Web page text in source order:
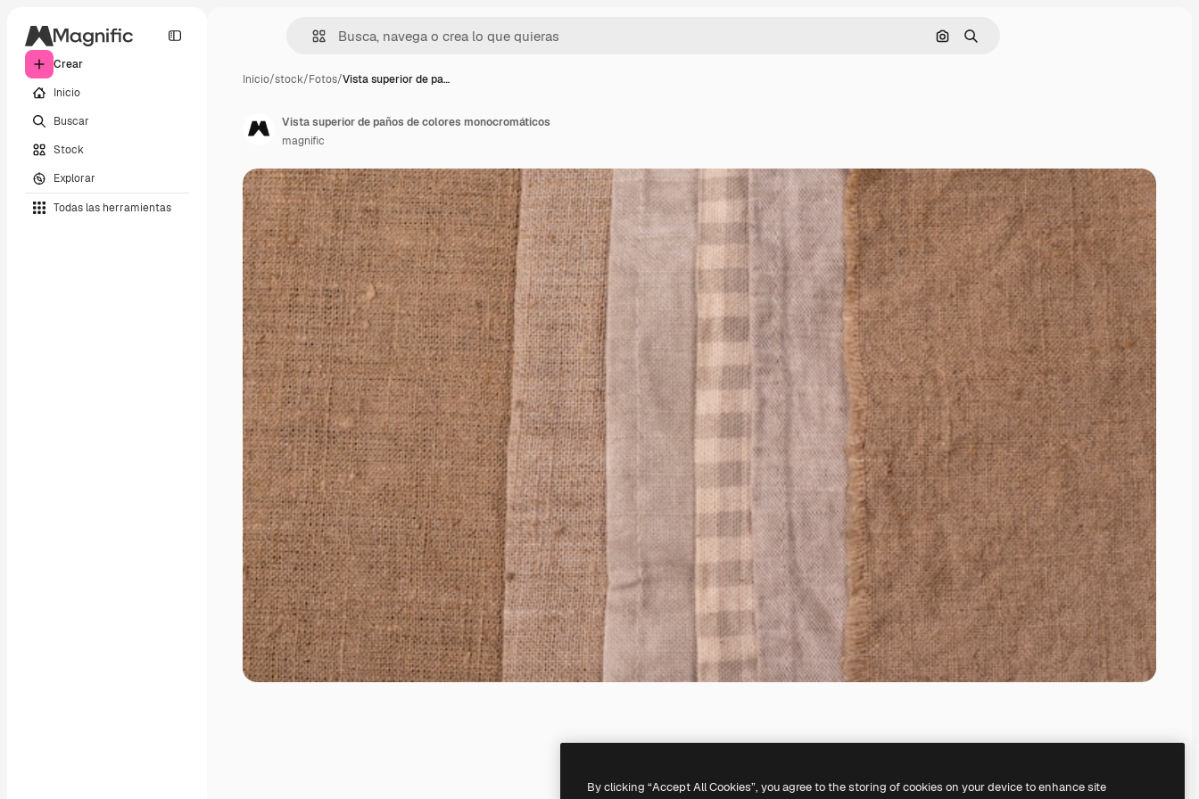
Crear
Inicio
Buscar
Stock
Explorar
Todas las herramientas
Buscar por imagen
Buscar
Inicio/stock/Fotos/Vista superior de pa…
Vista superior de paños de colores monocromáticos
magnific
By clicking “Accept All Cookies”, you agree to the storing of cookies on your device to enhance site